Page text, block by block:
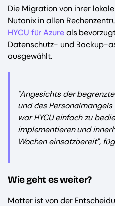
Die Migration von ihrer
Nutanix in allen
HYCU für Azureals
Datenschutz- und Backup-
ausgewählt.
"Angesichts der
und des
war HYCU einfach zu
implementieren und
Wochen einsatzbereit",
Wie geht es weiter?
Motter ist von der